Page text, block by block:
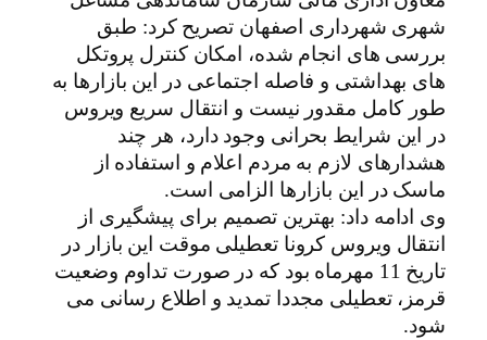
شهری شهرداری اصفهان تصریح کرد: طبق
بررسی های انجام شده، امکان کنترل پروتکل
های بهداشتی و فاصله اجتماعی در این بازارها به
طور کامل مقدور نیست و انتقال سریع ویروس
در این شرایط بحرانی وجود دارد، هر چند
هشدارهای لازم به مردم اعلام و استفاده از
ماسک در این بازارها الزامی است.
وی ادامه داد: بهترین تصمیم برای پیشگیری از
انتقال ویروس کرونا تعطیلی موقت این بازار در
تاریخ 11 مهرماه بود که در صورت تداوم وضعیت
قرمز، تعطیلی مجددا تمدید و اطلاع رسانی می
شود.